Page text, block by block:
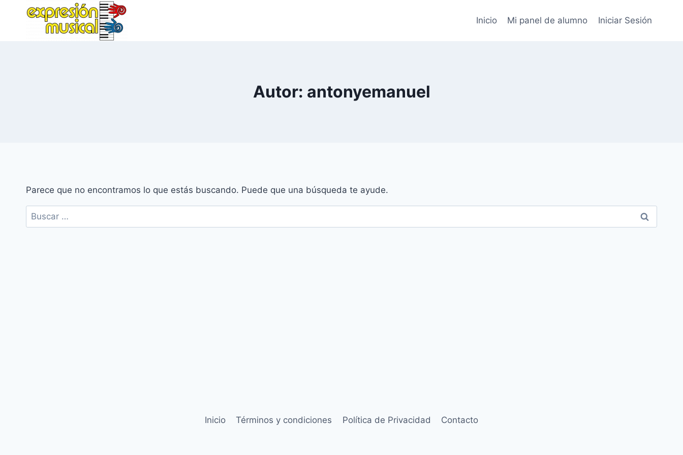
Inicio Mi panel de alumno Iniciar Sesión
Autor: antonyemanuel
Parece que no encontramos lo que estás buscando. Puede que una búsqueda te ayude.
Buscar:
Inicio Términos y condiciones Política de Privacidad Contacto